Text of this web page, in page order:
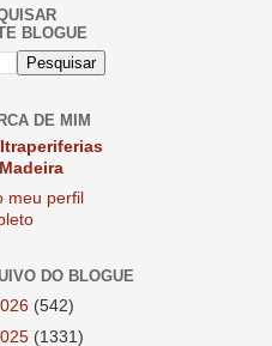
BLOGUE
DE MIM
meu perfil
DO BLOGUE
(542)
(1331)